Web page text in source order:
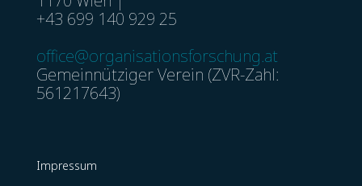
+43 699 140 929 25
office@organisationsforschung.at
Gemeinnütziger Verein (ZVR-Zahl:
561217643)
Impressum